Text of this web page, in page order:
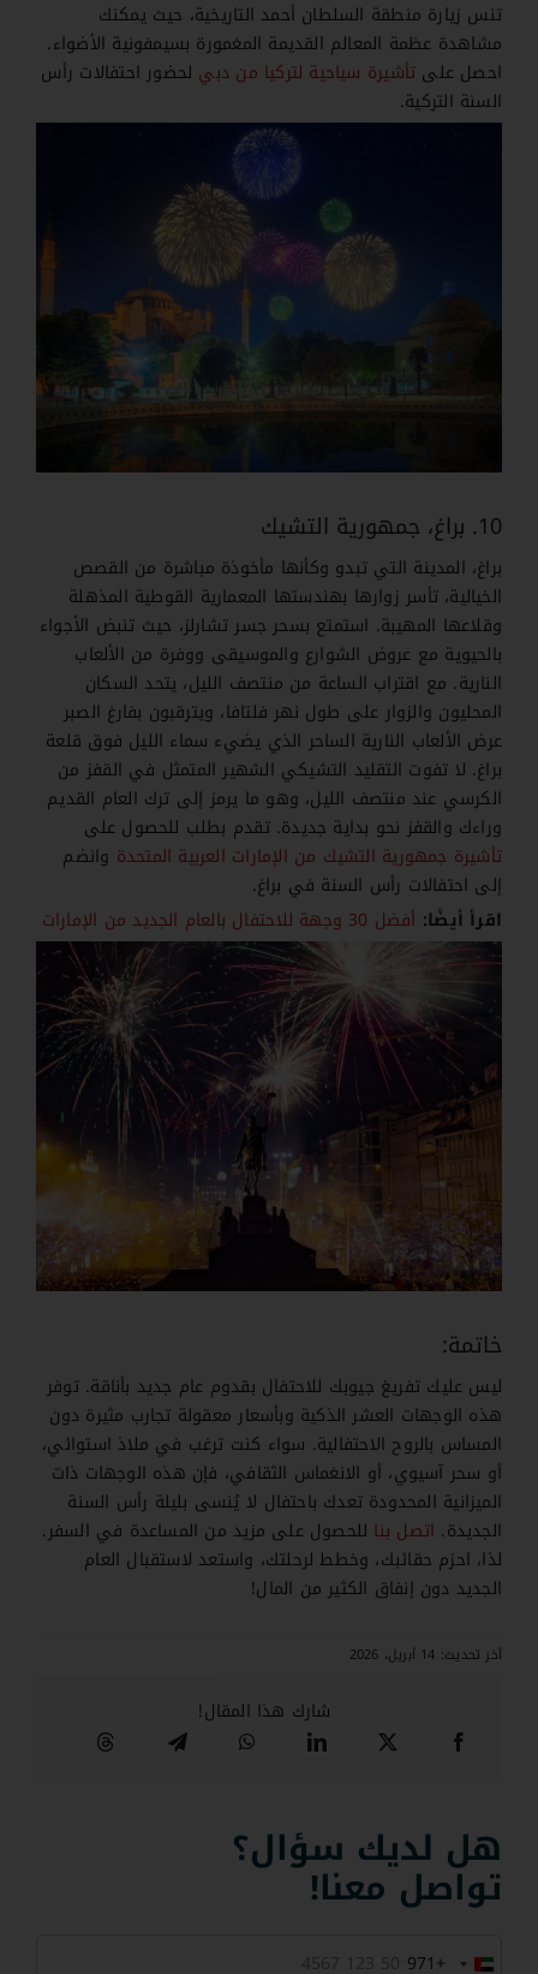
تنس زيارة منطقة السلطان أحمد التاريخية، حيث يمكنك
مشاهدة عظمة المعالم القديمة المغمورة بسيمفونية الأضواء.
احصل على تأشيرة سياحية لتركيا من دبي لحضور احتفالات رأس
السنة التركية.
10. براغ، جمهورية التشيك
براغ، المدينة التي تبدو وكأنها مأخوذة مباشرة من القصص
الخيالية، تأسر زوارها بهندستها المعمارية القوطية المذهلة
وقلاعها المهيبة. استمتع بسحر جسر تشارلز، حيث تنبض الأجواء
بالحيوية مع عروض الشوارع والموسيقى ووفرة من الألعاب
النارية. مع اقتراب الساعة من منتصف الليل، يتحد السكان
المحليون والزوار على طول نهر فلتافا، ويترقبون بفارغ الصبر
عرض الألعاب النارية الساحر الذي يضيء سماء الليل فوق قلعة
براغ. لا تفوت التقليد التشيكي الشهير المتمثل في القفز من
الكرسي عند منتصف الليل، وهو ما يرمز إلى ترك العام القديم
وراءك والقفز نحو بداية جديدة. تقدم بطلب للحصول على
تأشيرة جمهورية التشيك من الإمارات العربية المتحدة وانضم
إلى احتفالات رأس السنة في براغ.
اقرأ أيضًا: أفضل 30 وجهة للاحتفال بالعام الجديد من الإمارات
خاتمة:
ليس عليك تفريغ جيوبك للاحتفال بقدوم عام جديد بأناقة. توفر
هذه الوجهات العشر الذكية وبأسعار معقولة تجارب مثيرة دون
المساس بالروح الاحتفالية. سواء كنت ترغب في ملاذ استوائي،
أو سحر آسيوي، أو الانغماس الثقافي، فإن هذه الوجهات ذات
الميزانية المحدودة تعدك باحتفال لا يُنسى بليلة رأس السنة
الجديدة. اتصل بنا للحصول على مزيد من المساعدة في السفر.
لذا، احزم حقائبك، وخطط لرحلتك، واستعد لاستقبال العام
الجديد دون إنفاق الكثير من المال!
آخر تحديث: 14 أبريل، 2026
شارك هذا المقال!
هل لديك سؤال؟
تواصل معنا!
+971